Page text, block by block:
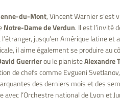
du-Mont, Vincent Warnier s’est
Notre-Dame de Verdun. Il est l’invité
jusqu’en Amérique latine et
il aime également se produire au
Guerrierou le pianisteAlexandre
de chefs comme Evgueni
des derniers mois et des
l’Orchestre national de Lyon et